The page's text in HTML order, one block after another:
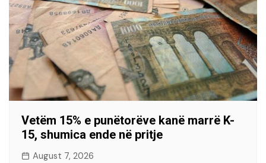
Vetëm 15% e punëtorëve kanë marrë K-
15, shumica ende në pritje
August 7, 2026